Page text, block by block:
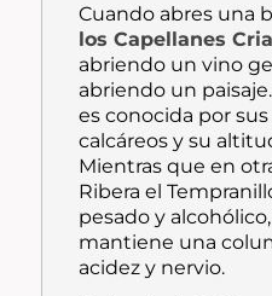
Cuando abres una
los Capellanes
abriendo un vino
abriendo un
es conocida por
calcáreos y su
Mientras que en
Ribera el
pesado y
mantiene una
acidez y nervio.